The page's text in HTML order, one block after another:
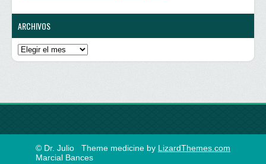
ARCHIVOS
Archivos
Theme medicine by LizardThemes.com
© Dr. Julio
Marcial Bances